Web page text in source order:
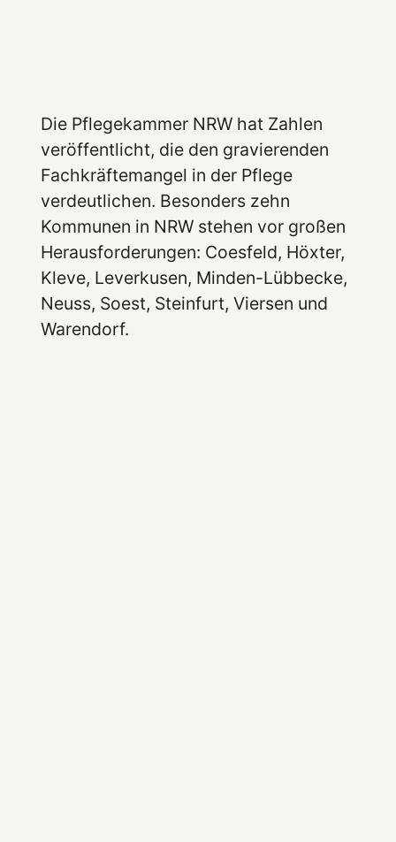
Die Pflegekammer NRW hat Zahlen
veröffentlicht, die den gravierenden
Fachkräftemangel in der Pflege
verdeutlichen. Besonders zehn
Kommunen in NRW stehen vor großen
Herausforderungen: Coesfeld, Höxter,
Kleve, Leverkusen, Minden-Lübbecke,
Neuss, Soest, Steinfurt, Viersen und
Warendorf.